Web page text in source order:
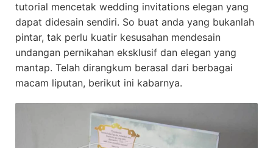
tutorial mencetak wedding invitations elegan yang
dapat didesain sendiri. So buat anda yang bukanlah
pintar, tak perlu kuatir kesusahan mendesain
undangan pernikahan eksklusif dan elegan yang
mantap. Telah dirangkum berasal dari berbagai
macam liputan, berikut ini kabarnya.